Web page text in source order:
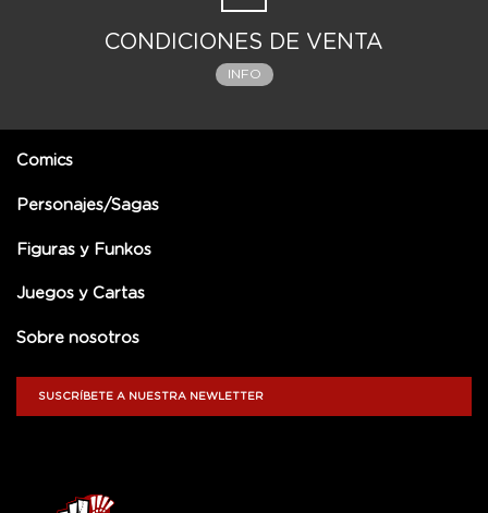
CONDICIONES DE VENTA
INFO
Comics
Personajes/Sagas
Figuras y Funkos
Juegos y Cartas
Sobre nosotros
SUSCRÍBETE A NUESTRA NEWLETTER